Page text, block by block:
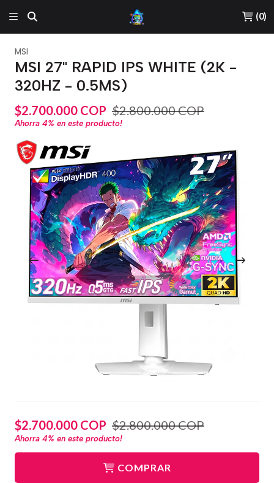
(0)
MSI
MSI 27" RAPID IPS WHITE (2K -
320HZ - 0.5MS)
$2.700.000 COP $2.800.000 COP
Ahorra 4% en este producto!
$2.700.000 COP $2.800.000 COP
Ahorra 4% en este producto!
COMPRAR